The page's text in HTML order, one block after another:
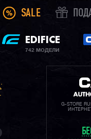
SALE
EDIFICE
742 МОДЕЛИ
G-STORE